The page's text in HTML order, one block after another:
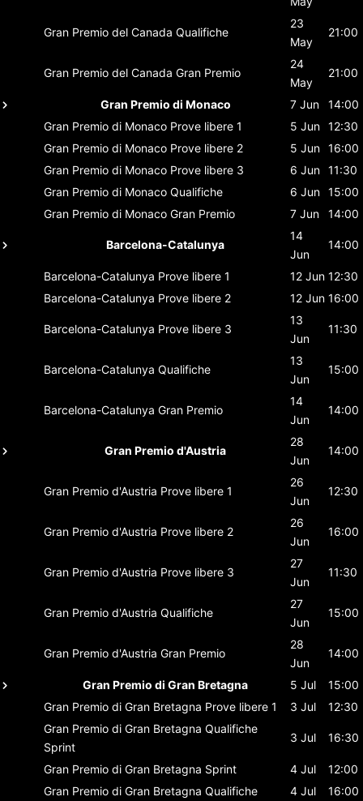
Gran Premio del Canada Qualifiche
23
May
21:00
Gran Premio del Canada Gran Premio
24
May
21:00
Gran Premio di Monaco 7 Jun
14:00
Gran Premio di Monaco Prove libere 1 5 Jun 12:30
Gran Premio di Monaco Prove libere 2 5 Jun 16:00
Gran Premio di Monaco Prove libere 3 6 Jun 11:30
Gran Premio di Monaco Qualifiche 6 Jun 15:00
Gran Premio di Monaco Gran Premio 7 Jun 14:00
Barcelona-Catalunya
14
Jun
14:00
Barcelona-Catalunya Prove libere 1 12 Jun 12:30
Barcelona-Catalunya Prove libere 2 12 Jun 16:00
Barcelona-Catalunya Prove libere 3
13
Jun
11:30
Barcelona-Catalunya Qualifiche
13
Jun
15:00
Barcelona-Catalunya Gran Premio
14
Jun
14:00
Gran Premio d'Austria
28
Jun
14:00
Gran Premio d'Austria Prove libere 1
26
Jun
12:30
Gran Premio d'Austria Prove libere 2
26
Jun
16:00
Gran Premio d'Austria Prove libere 3
27
Jun
11:30
Gran Premio d'Austria Qualifiche
27
Jun
15:00
Gran Premio d'Austria Gran Premio
28
Jun
14:00
Gran Premio di Gran Bretagna 5 Jul
15:00
Gran Premio di Gran Bretagna Prove libere 1 3 Jul
12:30
Gran Premio di Gran Bretagna Qualifiche
Sprint
3 Jul 16:30
Gran Premio di Gran Bretagna Sprint 4 Jul
12:00
Gran Premio di Gran Bretagna Qualifiche 4 Jul 16:00